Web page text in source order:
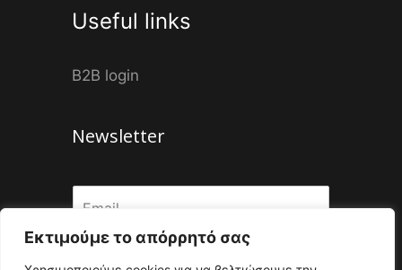
Εκτιμούμε το απόρρητό σας
Useful links
B2B login
Newsletter